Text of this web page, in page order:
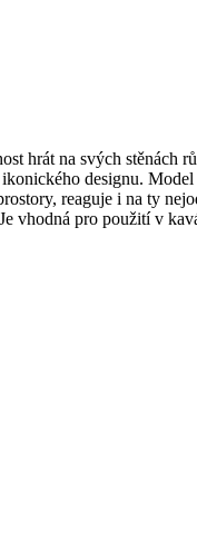
hrát na svých stěnách
designu.
reaguje i na ty
pro použití v